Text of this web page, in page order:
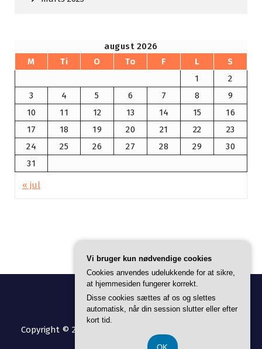
august 2026
M
Ti O To F L
S
1
2
3
4 5 6 7 8
9
10
11 12 13 14 15
16
17
18 19 20 21 22
23
24
25 26 27 28 29
30
31
« jul
Copyright © 2026 De9's Fitnessguide | Powered by
WordPress Theme
Vi bruger kun nødvendige cookies
Cookies anvendes udelukkende for at sikre,
at hjemmesiden fungerer korrekt.
Disse cookies sættes af os og slettes
automatisk, når din session slutter eller efter
kort tid.